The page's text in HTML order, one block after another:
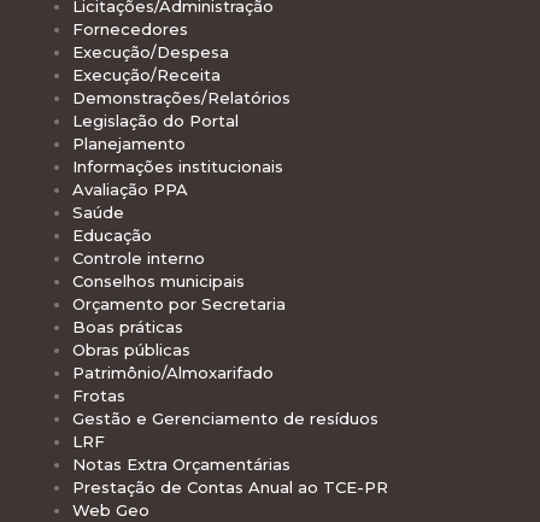
Licitações/Administração
Fornecedores
Execução/Despesa
Execução/Receita
Demonstrações/Relatórios
Legislação do Portal
Planejamento
Informações institucionais
Avaliação PPA
Saúde
Educação
Controle interno
Conselhos municipais
Orçamento por Secretaria
Boas práticas
Obras públicas
Patrimônio/Almoxarifado
Frotas
Gestão e Gerenciamento de resíduos
LRF
Notas Extra Orçamentárias
Prestação de Contas Anual ao TCE-PR
Web Geo